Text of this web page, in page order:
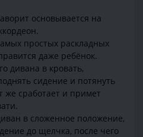
основывается на
простых раскладных
даже ребёнок.
дивана в кровать,
сидение и потянуть
же сработает и примет
в сложенное положение,
до щелчка, после чего